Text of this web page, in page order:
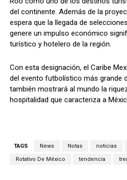
del continente. Además de la
espera que la llegada de
genere un impulso económico
turístico y hotelero de la región.
Con esta designación, el Caribe
del evento futbolístico más grande
también mostrará al mundo la
hospitalidad que caracteriza a
TAGS News Notas noticias
Rotativo De México tendencia